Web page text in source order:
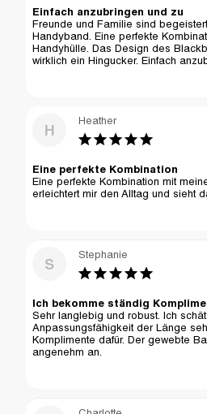
Einfach anzubringen und zu
Freunde und Familie sind
Handyband. Eine perfekte
Handyhülle. Das Design des
wirklich ein Hingucker. Einfach
H
Heather
Eine perfekte Kombination
Eine perfekte Kombination mit
erleichtert mir den Alltag und sieht
S
Stephanie
Ich bekomme ständig
Sehr langlebig und robust. Ich
Anpassungsfähigkeit der Länge
Komplimente dafür. Der gewebte
angenehm an.